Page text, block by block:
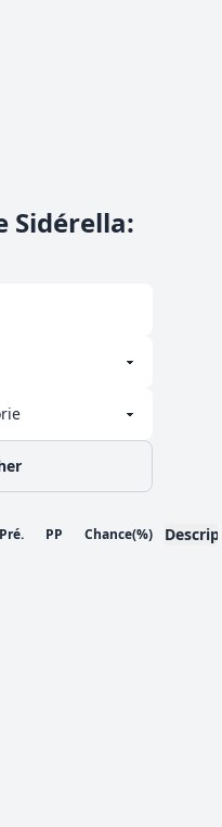
Sidérella:
Pré. PP Chance(%)